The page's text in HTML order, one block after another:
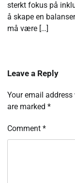
sterkt fokus på
å skape en
må være […]
Leave a Reply
Your email
are marked *
Comment *